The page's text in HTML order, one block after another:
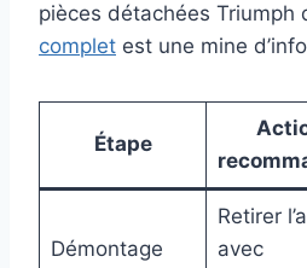
pièces détachées Triumph
complet est une mine
Étape
Démontage
Retirer
avec